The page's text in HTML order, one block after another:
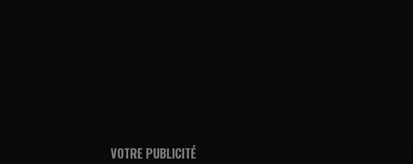
VOTRE PUBLICITÉ